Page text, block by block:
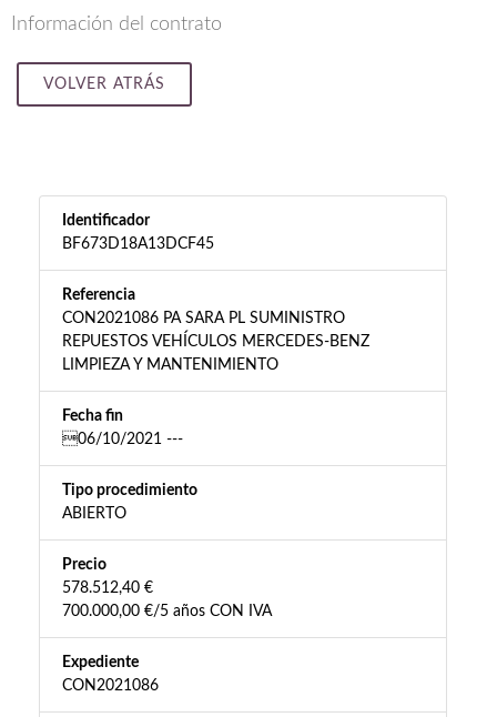
Información del contrato
VOLVER ATRÁS
Identificador
BF673D18A13DCF45
Referencia
CON2021086 PA SARA PL SUMINISTRO
REPUESTOS VEHÍCULOS MERCEDES-BENZ
LIMPIEZA Y MANTENIMIENTO
Fecha fin
06/10/2021 ---
Tipo procedimiento
ABIERTO
Precio
578.512,40 €
700.000,00 €/5 años CON IVA
Expediente
CON2021086